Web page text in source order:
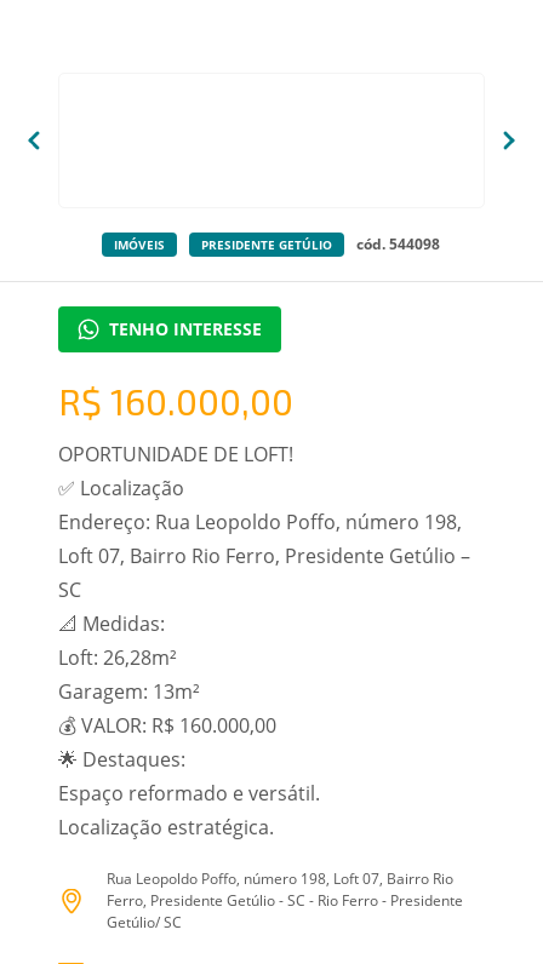
IMÓVEIS PRESIDENTE GETÚLIO cód. 544098
TENHO INTERESSE
R$ 160.000,00
OPORTUNIDADE DE LOFT!
✅ Localização
Endereço: Rua Leopoldo Poffo, número 198,
Loft 07, Bairro Rio Ferro, Presidente Getúlio –
SC
📐 Medidas:
Loft: 26,28m²
Garagem: 13m²
💰 VALOR: R$ 160.000,00
🌟 Destaques:
Espaço reformado e versátil.
Localização estratégica.
Rua Leopoldo Poffo, número 198, Loft 07, Bairro Rio
Ferro, Presidente Getúlio - SC - Rio Ferro - Presidente
Getúlio/ SC